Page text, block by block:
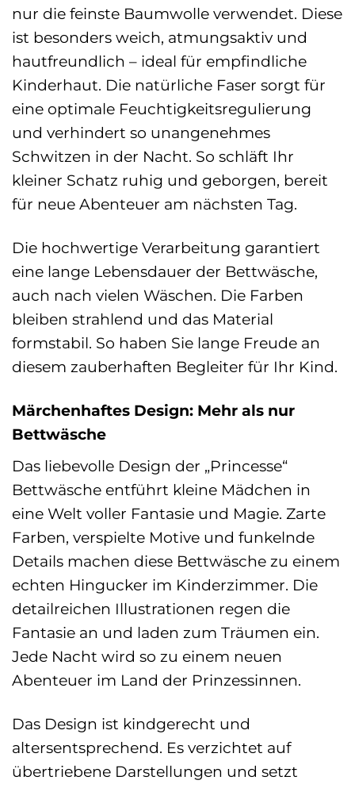
nur die feinste Baumwolle verwendet. Diese
ist besonders weich, atmungsaktiv und
hautfreundlich – ideal für empfindliche
Kinderhaut. Die natürliche Faser sorgt für
eine optimale Feuchtigkeitsregulierung
und verhindert so unangenehmes
Schwitzen in der Nacht. So schläft Ihr
kleiner Schatz ruhig und geborgen, bereit
für neue Abenteuer am nächsten Tag.
Die hochwertige Verarbeitung garantiert
eine lange Lebensdauer der Bettwäsche,
auch nach vielen Wäschen. Die Farben
bleiben strahlend und das Material
formstabil. So haben Sie lange Freude an
diesem zauberhaften Begleiter für Ihr Kind.
Märchenhaftes Design: Mehr als nur
Bettwäsche
Das liebevolle Design der „Princesse“
Bettwäsche entführt kleine Mädchen in
eine Welt voller Fantasie und Magie. Zarte
Farben, verspielte Motive und funkelnde
Details machen diese Bettwäsche zu einem
echten Hingucker im Kinderzimmer. Die
detailreichen Illustrationen regen die
Fantasie an und laden zum Träumen ein.
Jede Nacht wird so zu einem neuen
Abenteuer im Land der Prinzessinnen.
Das Design ist kindgerecht und
altersentsprechend. Es verzichtet auf
übertriebene Darstellungen und setzt